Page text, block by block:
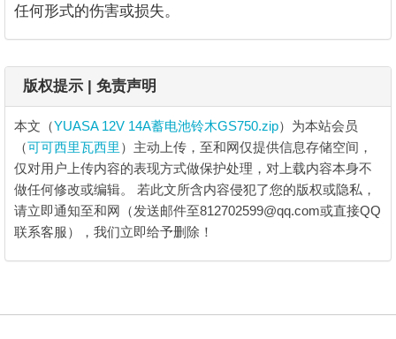
任何形式的伤害或损失。
版权提示 | 免责声明
本文（YUASA 12V 14A蓄电池铃木GS750.zip）为本站会员
（可可西里瓦西里 ）主动上传，至和网仅提供信息存储空间，
仅对用户上传内容的表现方式做保护处理，对上载内容本身不
做任何修改或编辑。 若此文所含内容侵犯了您的版权或隐私，
请立即通知至和网（发送邮件至812702599@qq.com或直接QQ
联系客服），我们立即给予删除！